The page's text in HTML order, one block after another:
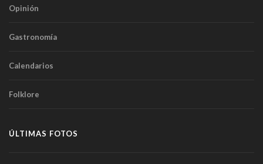
Opinión
Gastronomía
Calendarios
Folklore
ÚLTIMAS FOTOS